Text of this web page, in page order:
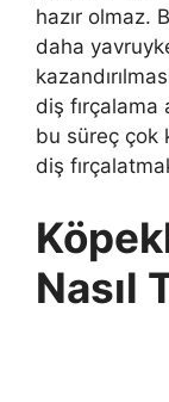
hazır olmaz.
daha
diş fırçalama
bu süreç çok
diş
Nasıl